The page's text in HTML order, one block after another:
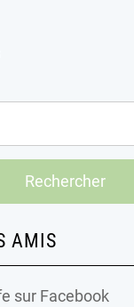
AMIS
sur Facebook